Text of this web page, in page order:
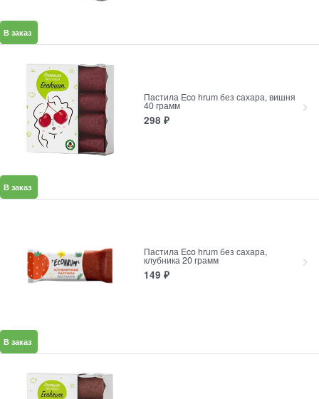
В заказ
Пастила Eco hrum без сахара, вишня
40 грамм
298 ₽
В заказ
Пастила Eco hrum без сахара,
клубника 20 грамм
149 ₽
В заказ